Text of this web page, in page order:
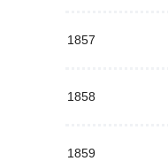
1857
1858
1859